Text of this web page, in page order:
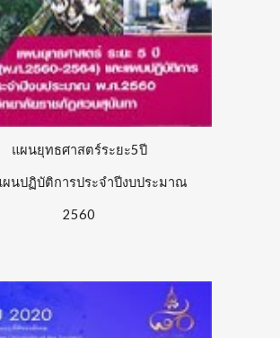
แผนยุทธศาสตร์ระยะ5ปี
ผนปฏิบัติการประจำปีงบประมาณ
2560